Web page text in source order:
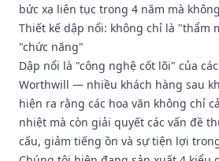
bức xạ liên tục trong 4 năm mà
Thiết kế dập nổi: không chỉ là "thẩm
"chức năng"
Dập nổi là "công nghệ cốt lõi" của
Worthwill — nhiều khách hàng sau
hiện ra rằng các hoa văn không chỉ
nhiệt mà còn giải quyết các vấn đề
cấu, giảm tiếng ồn và sự tiện lợi